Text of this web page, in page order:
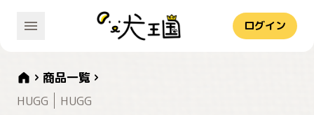
ログイン
商品一覧
HUGG
HUGG